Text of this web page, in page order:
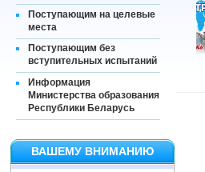
Поступающим на целевые
места
Поступающим без
вступительных испытаний
Информация
Министерства образования
Республики Беларусь
ВАШЕМУ ВНИМАНИЮ